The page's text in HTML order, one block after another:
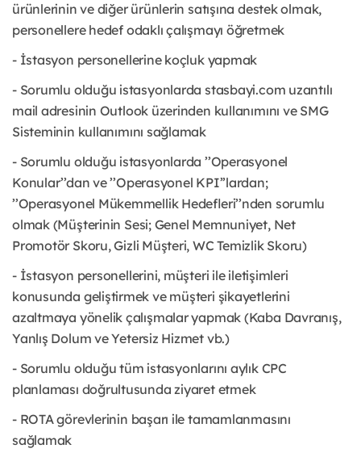
ürünlerinin ve diğer ürünlerin satışına destek olmak,
personellere hedef odaklı çalışmayı öğretmek
- İstasyon personellerine koçluk yapmak
- Sorumlu olduğu istasyonlarda stasbayi.com uzantılı
mail adresinin Outlook üzerinden kullanımını ve SMG
Sisteminin kullanımını sağlamak
- Sorumlu olduğu istasyonlarda ’’Operasyonel
Konular’’dan ve ’’Operasyonel KPI’’lardan;
’’Operasyonel Mükemmellik Hedefleri’’nden sorumlu
olmak (Müşterinin Sesi; Genel Memnuniyet, Net
Promotör Skoru, Gizli Müşteri, WC Temizlik Skoru)
- İstasyon personellerini, müşteri ile iletişimleri
konusunda geliştirmek ve müşteri şikayetlerini
azaltmaya yönelik çalışmalar yapmak (Kaba Davranış,
Yanlış Dolum ve Yetersiz Hizmet vb.)
- Sorumlu olduğu tüm istasyonlarını aylık CPC
planlaması doğrultusunda ziyaret etmek
- ROTA görevlerinin başarı ile tamamlanmasını
sağlamak